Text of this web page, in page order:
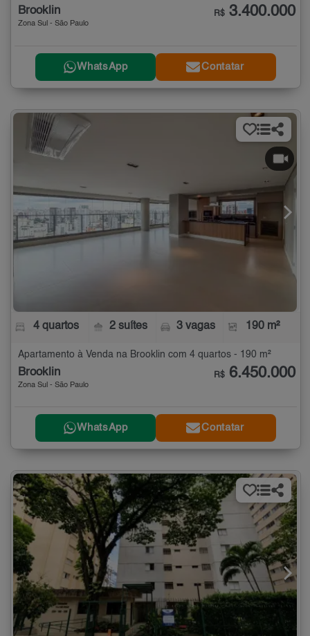
Brooklin
Zona Sul - São Paulo
R$ 3.400.000
WhatsApp Contatar
4 quartos 2 suítes 3 vagas 190 m²
Apartamento à Venda na Brooklin com 4 quartos - 190 m²
Brooklin
Zona Sul - São Paulo
R$ 6.450.000
WhatsApp Contatar